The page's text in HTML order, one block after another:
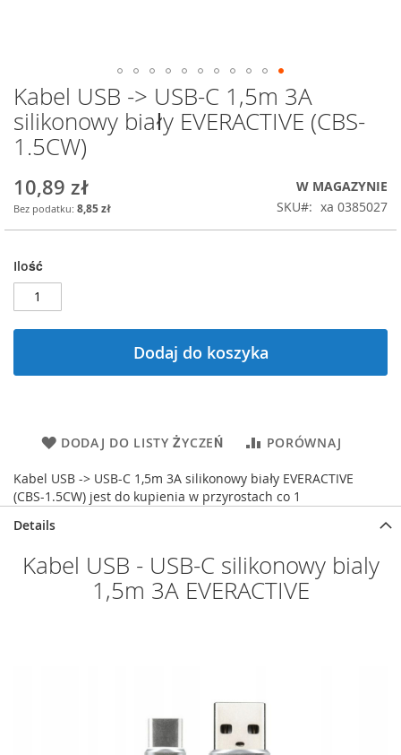
Przejdź
na
początek
galerii
Kabel USB -> USB-C 1,5m 3A
silikonowy biały EVERACTIVE (CBS-
1.5CW)
10,89 zł
8,85 zł
W MAGAZYNIE
SKU
xa 0385027
Ilość
Dodaj do koszyka
DODAJ DO LISTY ŻYCZEŃ PORÓWNAJ
Kabel USB -> USB-C 1,5m 3A silikonowy biały EVERACTIVE
(CBS-1.5CW) jest do kupienia w przyrostach co 1
Details
Kabel USB - USB-C silikonowy bialy
1,5m 3A EVERACTIVE